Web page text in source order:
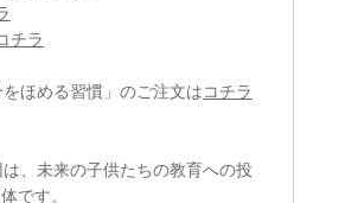
チラ
ほめる習慣」のご注文はコチラ
、未来の子供たちの教育への投
です。